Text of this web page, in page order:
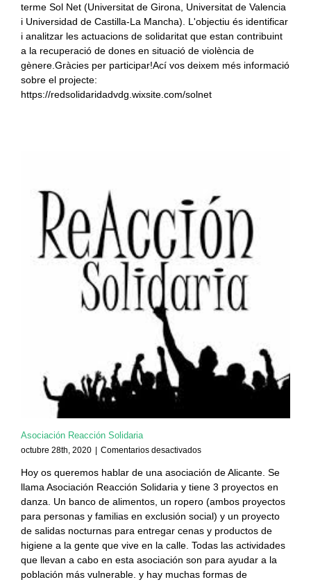
de
Género
terme Sol Net (Universitat de Girona, Universitat de Valencia
i Universidad de Castilla-La Mancha). L'objectiu és identificar
i analitzar les actuacions de solidaritat que estan contribuint
a la recuperació de dones en situació de violència de
gènere.Gràcies per participar!Ací vos deixem més informació
sobre el projecte:
https://redsolidaridadvdg.wixsite.com/solnet
Asociación Reacción Solidaria
octubre 28th, 2020 | Comentarios desactivadosen
Reacción
Solidaria
Hoy os queremos hablar de una asociación de Alicante. Se
llama Asociación Reacción Solidaria y tiene 3 proyectos en
danza. Un banco de alimentos, un ropero (ambos proyectos
para personas y familias en exclusión social) y un proyecto
de salidas nocturnas para entregar cenas y productos de
higiene a la gente que vive en la calle. Todas las actividades
que llevan a cabo en esta asociación son para ayudar a la
población más vulnerable. y hay muchas formas de